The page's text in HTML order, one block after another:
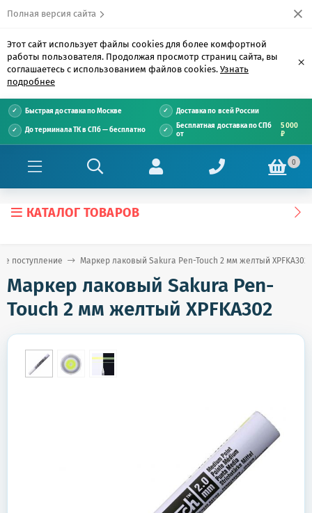
Полная версия сайта
Этот сайт использует файлы cookies для более комфортной
работы пользователя. Продолжая просмотр страниц сайта, вы
соглашаетесь с использованием файлов cookies. Узнать
подробнее
×
Быстрая доставка по Москве Доставка по всей России
До терминала ТК в СПб — бесплатно
Бесплатная доставка по СПб
от
5 000
₽
0
КАТАЛОГ ТОВАРОВ
поступление Маркер лаковый Sakura Pen-Touch 2 мм желтый XPFKA302
Маркер лаковый Sakura Pen-
Touch 2 мм желтый XPFKA302